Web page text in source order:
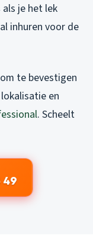
je het lek
inhuren voor de
te bevestigen
en
. Scheelt
49